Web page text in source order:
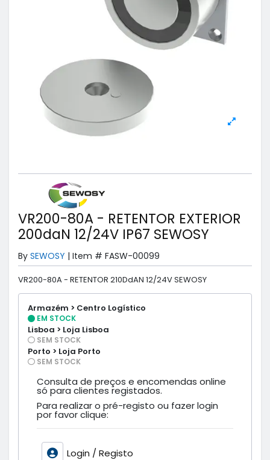
VR200-80A - RETENTOR EXTERIOR
200daN 12/24V IP67 SEWOSY
By SEWOSY | Item # FASW-00099
VR200-80A - RETENTOR 210DdAN 12/24V SEWOSY
Armazém > Centro Logístico
EM STOCK
Lisboa > Loja Lisboa
SEM STOCK
Porto > Loja Porto
SEM STOCK
Consulta de preços e encomendas online
só para clientes registados.
Para realizar o pré-registo ou fazer login
por favor clique:
Login / Registo